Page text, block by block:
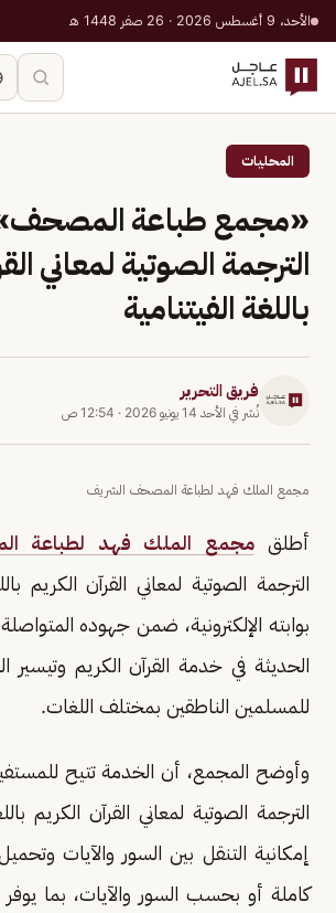
الأحد، 9 أغسطس 2026 · 26 صفر 1448 هـ
المحليات
«مجمع طباعة
الترجمة الصوتية لمعاني
باللغة الفيتنامية
فريق التحرير
نُشر في الأحد 14 يونيو 2026 · 12:54 ص
مجمع الملك فهد لطباعة المصحف الشريف
أطلقمجمع الملك فهد لطباعة
الترجمة الصوتية لمعاني القرآن الكريم
بوابته الإلكترونية، ضمن جهوده
الحديثة في خدمة القرآن الكريم وتيسير
للمسلمين الناطقين بمختلف اللغات.
وأوضح المجمع، أن الخدمة تتيح
الترجمة الصوتية لمعاني القرآن الكريم
إمكانية التنقل بين السور والآيات
كاملة أو بحسب السور والآيات، بما